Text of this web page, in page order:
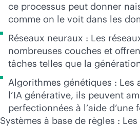
ce processus peut donner
comme on le voit dans les
Réseaux neuraux : Les
nombreuses couches et
tâches telles que la
Algorithmes génétiques : Les
l’IA générative, ils peuvent
perfectionnées à l’aide
Systèmes à base de règles :